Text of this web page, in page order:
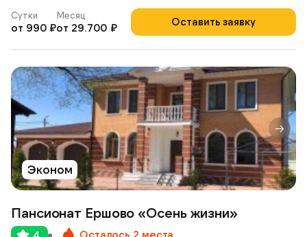
Оставить заявку
Сутки
от 990 ₽
Месяц
от 29.700 ₽
Эконом
Пансионат Ершово «Осень жизни»
Осталось 2 места